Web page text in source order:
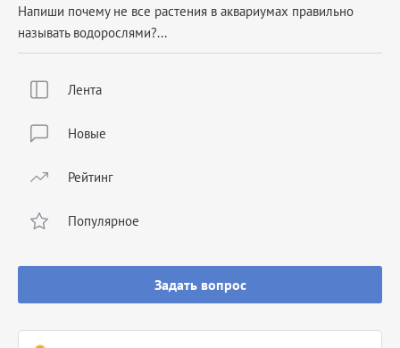
Лента
Новые
Рейтинг
Популярное
Задать вопрос
Напиши почему не все растения в аквариумах правильно
называть водорослями?...